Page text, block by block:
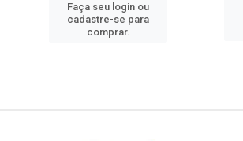
Faça seu login ou
cadastre-se para
comprar.